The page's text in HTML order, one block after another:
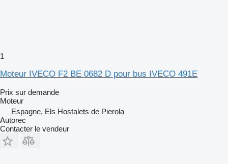
1
Moteur IVECO F2 BE 0682 D pour bus IVECO 491E
Prix sur demande
Moteur
Espagne, Els Hostalets de Pierola
Autorec
Contacter le vendeur